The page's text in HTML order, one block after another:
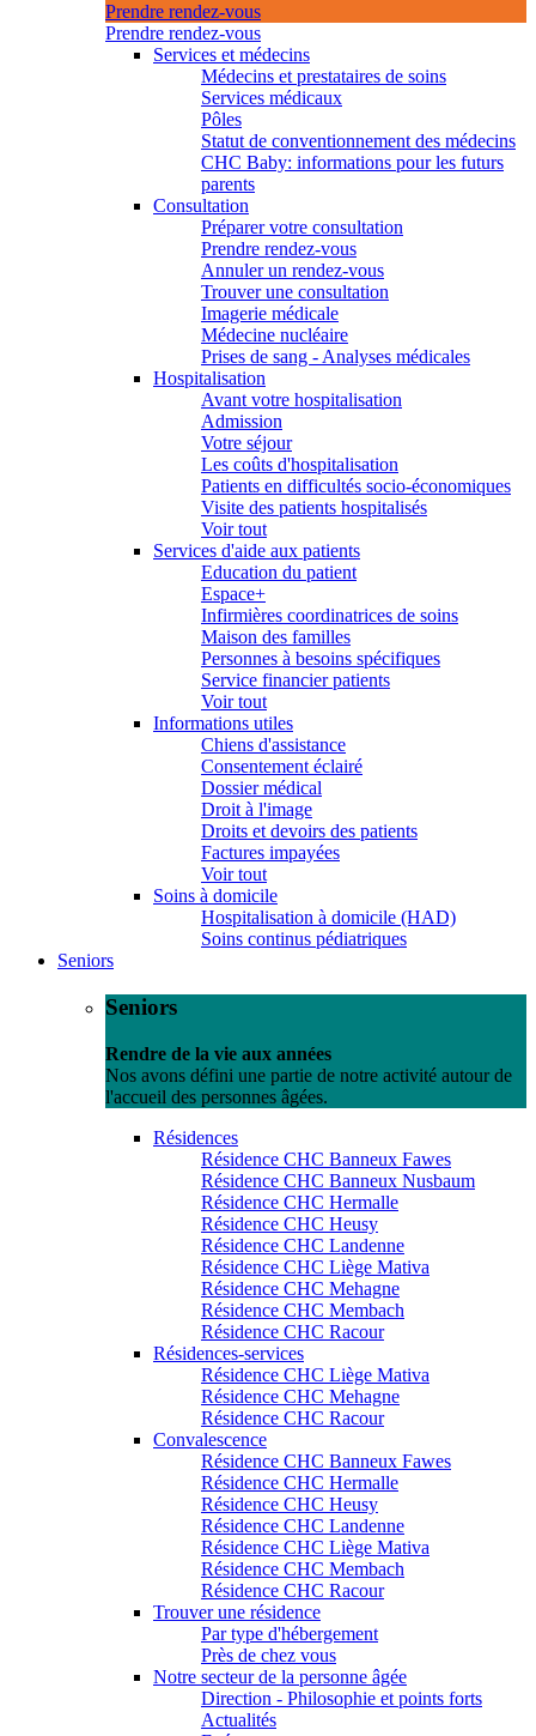
Prendre rendez-vous
Prendre rendez-vous
Services et médecins
Médecins et prestataires de soins
Services médicaux
Pôles
Statut de conventionnement des médecins
CHC Baby: informations pour les futurs
parents
Consultation
Préparer votre consultation
Prendre rendez-vous
Annuler un rendez-vous
Trouver une consultation
Imagerie médicale
Médecine nucléaire
Prises de sang - Analyses médicales
Hospitalisation
Avant votre hospitalisation
Admission
Votre séjour
Les coûts d'hospitalisation
Patients en difficultés socio-économiques
Visite des patients hospitalisés
Voir tout
Services d'aide aux patients
Education du patient
Espace+
Infirmières coordinatrices de soins
Maison des familles
Personnes à besoins spécifiques
Service financier patients
Voir tout
Informations utiles
Chiens d'assistance
Consentement éclairé
Dossier médical
Droit à l'image
Droits et devoirs des patients
Factures impayées
Voir tout
Soins à domicile
Hospitalisation à domicile (HAD)
Soins continus pédiatriques
Seniors
Seniors
Rendre de la vie aux années
Nos avons défini une partie de notre activité autour de
l'accueil des personnes âgées.
Résidences
Résidence CHC Banneux Fawes
Résidence CHC Banneux Nusbaum
Résidence CHC Hermalle
Résidence CHC Heusy
Résidence CHC Landenne
Résidence CHC Liège Mativa
Résidence CHC Mehagne
Résidence CHC Membach
Résidence CHC Racour
Résidences-services
Résidence CHC Liège Mativa
Résidence CHC Mehagne
Résidence CHC Racour
Convalescence
Résidence CHC Banneux Fawes
Résidence CHC Hermalle
Résidence CHC Heusy
Résidence CHC Landenne
Résidence CHC Liège Mativa
Résidence CHC Membach
Résidence CHC Racour
Trouver une résidence
Par type d'hébergement
Près de chez vous
Notre secteur de la personne âgée
Direction - Philosophie et points forts
Actualités